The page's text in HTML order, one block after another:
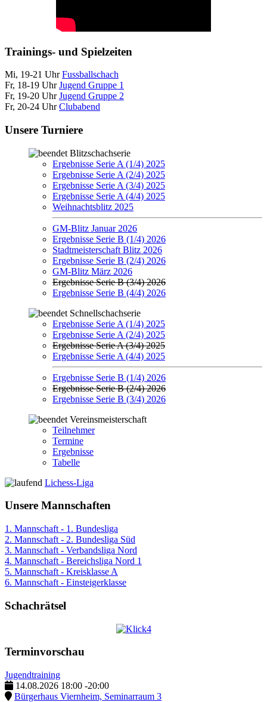
Trainings- und Spielzeiten
Mi, 19-21 UhrFussballschach
Fr, 18-19 UhrJugend Gruppe 1
Fr, 19-20 UhrJugend Gruppe 2
Fr, 20-24 UhrClubabend
Unsere Turniere
Blitzschachserie
Ergebnisse Serie A (1/4) 2025
Ergebnisse Serie A (2/4) 2025
Ergebnisse Serie A (3/4) 2025
Ergebnisse Serie A (4/4) 2025
Weihnachtsblitz 2025
GM-Blitz Januar 2026
Ergebnisse Serie B (1/4) 2026
Stadtmeisterschaft Blitz 2026
Ergebnisse Serie B (2/4) 2026
GM-Blitz März 2026
Ergebnisse Serie B (3/4) 2026
Ergebnisse Serie B (4/4) 2026
Schnellschachserie
Ergebnisse Serie A (1/4) 2025
Ergebnisse Serie A (2/4) 2025
Ergebnisse Serie A (3/4) 2025
Ergebnisse Serie A (4/4) 2025
Ergebnisse Serie B (1/4) 2026
Ergebnisse Serie B (2/4) 2026
Ergebnisse Serie B (3/4) 2026
Vereinsmeisterschaft
Teilnehmer
Termine
Ergebnisse
Tabelle
Lichess-Liga
Unsere Mannschaften
1. Mannschaft - 1. Bundesliga
2. Mannschaft - 2. Bundesliga Süd
3. Mannschaft - Verbandsliga Nord
4. Mannschaft - Bereichsliga Nord 1
5. Mannschaft - Kreisklasse A
6. Mannschaft - Einsteigerklasse
Schachrätsel
Terminvorschau
Jugendtraining
14.08.2026 18:00 -20:00
Bürgerhaus Viernheim, Seminarraum 3